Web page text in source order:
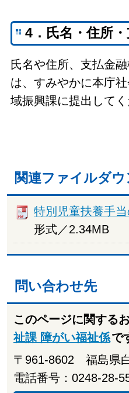
4．氏名・住所
氏名や住所、支払金
は、すみやかに本庁
域振興課に提出してく
関連ファイルダウ
特別児童扶養手
形式／2.34MB
問い合わせ先
このページに関する
祉課 障がい福祉係で
〒961-8602 福島県
電話番号：0248-28-